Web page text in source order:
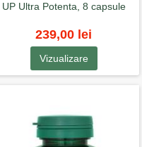
UP Ultra Potenta, 8 capsule
239,00 lei
Vizualizare